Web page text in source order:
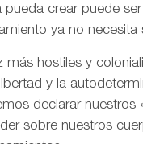
crear puede
ya no
más hostiles y
y la
declarar nuestros
sobre nuestros